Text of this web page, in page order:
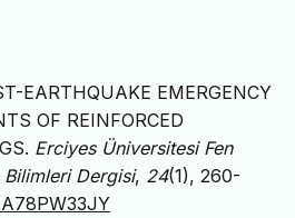
EARTHQUAKE EMERGENCY
OF REINFORCED
Erciyes Üniversitesi Fen
Bilimleri Dergisi, 24(1), 260-